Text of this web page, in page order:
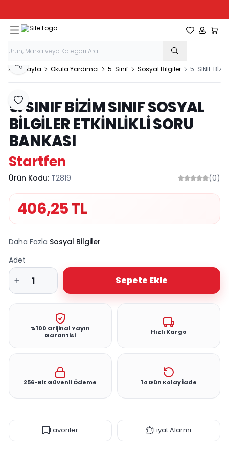
Favorilerim
Hesabım
Ana Sayfa Okula Yardımcı 5. Sınıf Sosyal Bilgiler 5. SINIF
Favoriye Ekle
Paylaş
5. SINIF BİZİM SINIF SOSYAL
BİLGİLER ETKİNLİKLİ SORU
BANKASI
Startfen
Ürün Kodu: T2819 (0)
406,25TL
Daha Fazla Sosyal Bilgiler
Adet
Sepete Ekle
%100 Orijinal Yayın
Garantisi
Hızlı Kargo
256-Bit Güvenli Ödeme 14 Gün Kolay İade
Favoriler Fiyat Alarmı